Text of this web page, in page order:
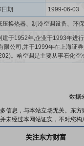
期 1999-06-03
建于1952年,企业于1993年进
限公司,并于1999年在上海证
。哈空调是主要从事石化空
冷机组等空冷换热类产品的
,哈空调在空冷器、空调产品领
誉为“中国空冷器的摇篮”,为行
空冷器最高设计压力达到
等大小空冷发电机组。公
行业、炼钢行业、医药化肥
数据
信息，与本站立场无关。东
未经过本网站证实，不对您
关注东方财富